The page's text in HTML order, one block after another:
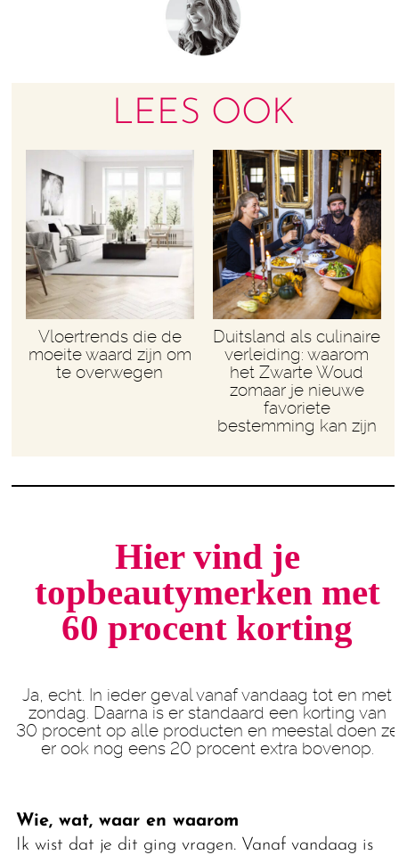
LEES OOK
Vloertrends die de
moeite waard zijn om
te overwegen
Duitsland als culinaire
verleiding: waarom
het Zwarte Woud
zomaar je nieuwe
favoriete
bestemming kan zijn
Hier vind je
topbeautymerken met
60 procent korting
Ja, echt. In ieder geval vanaf vandaag tot en met
zondag. Daarna is er standaard een korting van
30 procent op alle producten en meestal doen ze
er ook nog eens 20 procent extra bovenop.
Wie, wat, waar en waarom
Ik wist dat je dit ging vragen. Vanaf vandaag is